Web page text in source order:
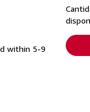
within 5-9